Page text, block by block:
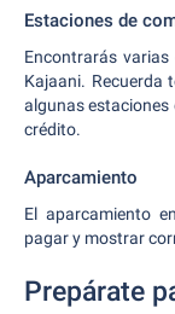
Estaciones de
Encontrarás
Kajaani. Recuerda
algunas
crédito.
Aparcamiento
El aparcamiento
pagar y mostrar
Prepárate